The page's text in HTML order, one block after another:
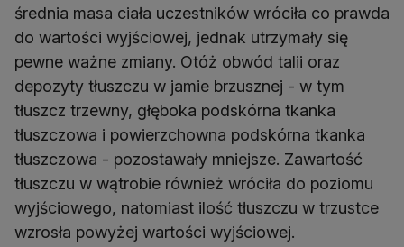
średnia masa ciała uczestników wróciła co prawda
do wartości wyjściowej, jednak utrzymały się
pewne ważne zmiany. Otóż obwód talii oraz
depozyty tłuszczu w jamie brzusznej - w tym
tłuszcz trzewny, głęboka podskórna tkanka
tłuszczowa i powierzchowna podskórna tkanka
tłuszczowa - pozostawały mniejsze. Zawartość
tłuszczu w wątrobie również wróciła do poziomu
wyjściowego, natomiast ilość tłuszczu w trzustce
wzrosła powyżej wartości wyjściowej.